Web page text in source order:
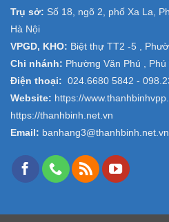
Trụ sở: Số 18, ngõ 2, phố Xa La,
Hà Nội
VPGD, KHO: Biệt thự TT2 -5 ,
Chi nhánh: Phường Văn Phú , Phú
Điện thoại: 024.6680 5842 -
Website: https://
https://thanhbinh.net.vn
Email: banhang3@thanhbinh.net.vn